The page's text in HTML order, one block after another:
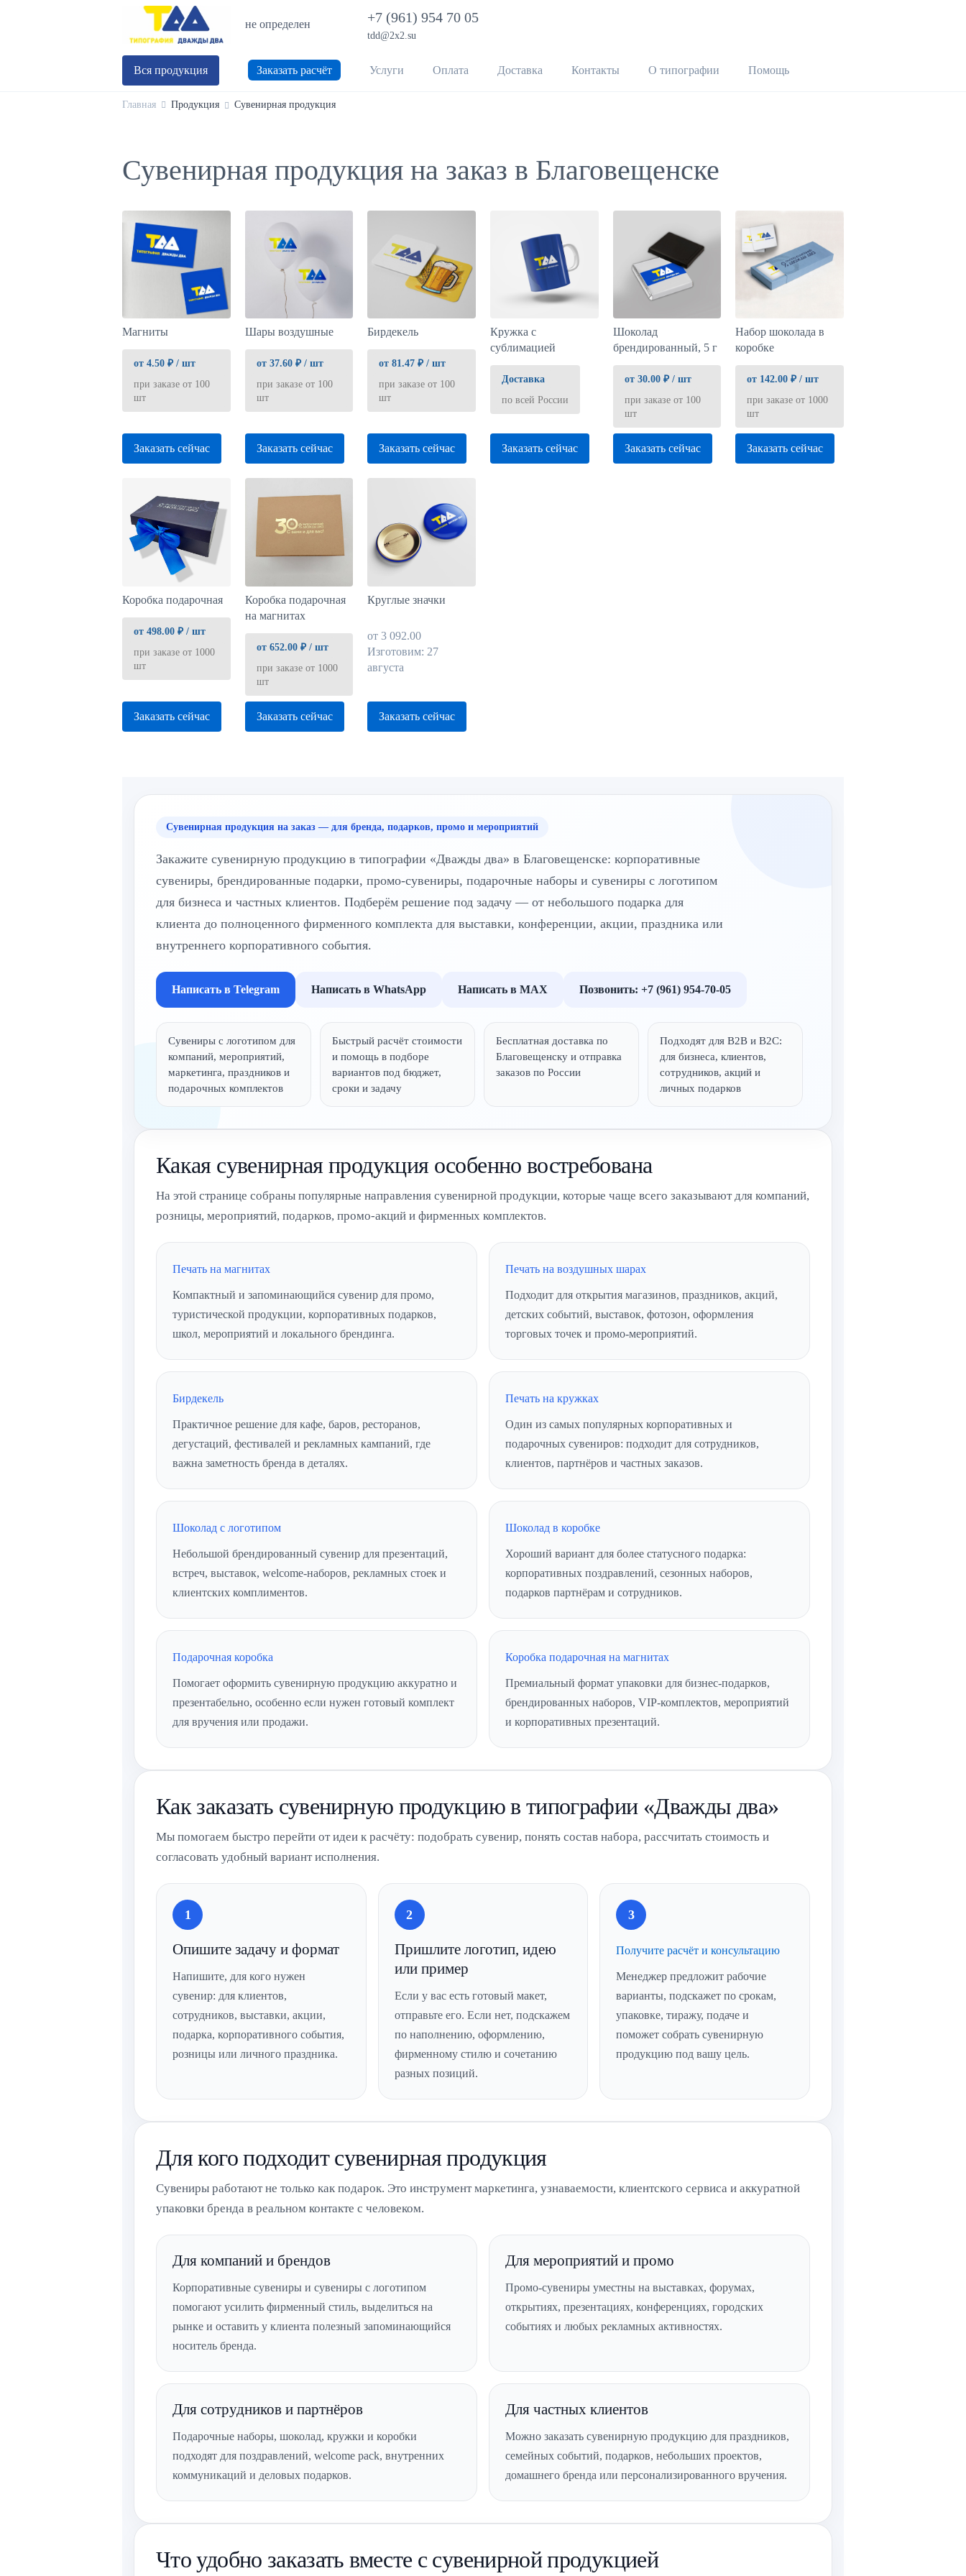
не определен +7 (961) 954 70 05
tdd@2x2.su
Вся продукция Заказать расчёт Услуги Оплата Доставка Контакты О типографии Помощь
Главная Продукция Сувенирная продукция
Сувенирная продукция на заказ в Благовещенске
Магниты
от 4.50 ₽ / шт
при заказе от 100
шт
Заказать сейчас
Шары воздушные
от 37.60 ₽ / шт
при заказе от 100
шт
Заказать сейчас
Бирдекель
от 81.47 ₽ / шт
при заказе от 100
шт
Заказать сейчас
Кружка с
сублимацией
Доставка
по всей России
Заказать сейчас
Шоколад
брендированный, 5 г
от 30.00 ₽ / шт
при заказе от 100
шт
Заказать сейчас
Набор шоколада в
коробке
от 142.00 ₽ / шт
при заказе от 1000
шт
Заказать сейчас
Коробка подарочная
от 498.00 ₽ / шт
при заказе от 1000
шт
Заказать сейчас
Коробка подарочная
на магнитах
от 652.00 ₽ / шт
при заказе от 1000
шт
Заказать сейчас
Круглые значки
от 3 092.00
Изготовим: 27
августа
Заказать сейчас
Сувенирная продукция на заказ — для бренда, подарков, промо и мероприятий
Закажите сувенирную продукцию в типографии «Дважды два» в Благовещенске: корпоративные
сувениры, брендированные подарки, промо-сувениры, подарочные наборы и сувениры с логотипом
для бизнеса и частных клиентов. Подберём решение под задачу — от небольшого подарка для
клиента до полноценного фирменного комплекта для выставки, конференции, акции, праздника или
внутреннего корпоративного события.
Написать в Telegram Написать в WhatsApp Написать в MAX Позвонить: +7 (961) 954-70-05
Сувениры с логотипом для
компаний, мероприятий,
маркетинга, праздников и
подарочных комплектов
Быстрый расчёт стоимости
и помощь в подборе
вариантов под бюджет,
сроки и задачу
Бесплатная доставка по
Благовещенску и отправка
заказов по России
Подходят для B2B и B2C:
для бизнеса, клиентов,
сотрудников, акций и
личных подарков
Какая сувенирная продукция особенно востребована
На этой странице собраны популярные направления сувенирной продукции, которые чаще всего заказывают для компаний,
розницы, мероприятий, подарков, промо-акций и фирменных комплектов.
Печать на магнитах
Компактный и запоминающийся сувенир для промо,
туристической продукции, корпоративных подарков,
школ, мероприятий и локального брендинга.
Печать на воздушных шарах
Подходит для открытия магазинов, праздников, акций,
детских событий, выставок, фотозон, оформления
торговых точек и промо-мероприятий.
Бирдекель
Практичное решение для кафе, баров, ресторанов,
дегустаций, фестивалей и рекламных кампаний, где
важна заметность бренда в деталях.
Печать на кружках
Один из самых популярных корпоративных и
подарочных сувениров: подходит для сотрудников,
клиентов, партнёров и частных заказов.
Шоколад с логотипом
Небольшой брендированный сувенир для презентаций,
встреч, выставок, welcome-наборов, рекламных стоек и
клиентских комплиментов.
Шоколад в коробке
Хороший вариант для более статусного подарка:
корпоративных поздравлений, сезонных наборов,
подарков партнёрам и сотрудников.
Подарочная коробка
Помогает оформить сувенирную продукцию аккуратно и
презентабельно, особенно если нужен готовый комплект
для вручения или продажи.
Коробка подарочная на магнитах
Премиальный формат упаковки для бизнес-подарков,
брендированных наборов, VIP-комплектов, мероприятий
и корпоративных презентаций.
Как заказать сувенирную продукцию в типографии «Дважды два»
Мы помогаем быстро перейти от идеи к расчёту: подобрать сувенир, понять состав набора, рассчитать стоимость и
согласовать удобный вариант исполнения.
1
Опишите задачу и формат
Напишите, для кого нужен
сувенир: для клиентов,
сотрудников, выставки, акции,
подарка, корпоративного события,
розницы или личного праздника.
2
Пришлите логотип, идею
или пример
Если у вас есть готовый макет,
отправьте его. Если нет, подскажем
по наполнению, оформлению,
фирменному стилю и сочетанию
разных позиций.
3
Получите расчёт и консультацию
Менеджер предложит рабочие
варианты, подскажет по срокам,
упаковке, тиражу, подаче и
поможет собрать сувенирную
продукцию под вашу цель.
Для кого подходит сувенирная продукция
Сувениры работают не только как подарок. Это инструмент маркетинга, узнаваемости, клиентского сервиса и аккуратной
упаковки бренда в реальном контакте с человеком.
Для компаний и брендов
Корпоративные сувениры и сувениры с логотипом
помогают усилить фирменный стиль, выделиться на
рынке и оставить у клиента полезный запоминающийся
носитель бренда.
Для мероприятий и промо
Промо-сувениры уместны на выставках, форумах,
открытиях, презентациях, конференциях, городских
событиях и любых рекламных активностях.
Для сотрудников и партнёров
Подарочные наборы, шоколад, кружки и коробки
подходят для поздравлений, welcome pack, внутренних
коммуникаций и деловых подарков.
Для частных клиентов
Можно заказать сувенирную продукцию для праздников,
семейных событий, подарков, небольших проектов,
домашнего бренда или персонализированного вручения.
Что удобно заказать вместе с сувенирной продукцией